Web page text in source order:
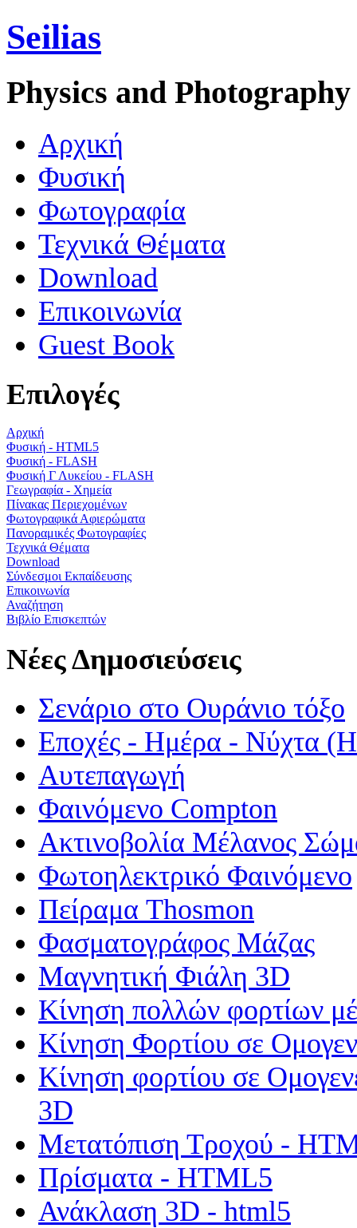
Seilias
Physics and Photography
Aρχική
Φυσική
Φωτογραφία
Τεχνικά Θέματα
Download
Επικοινωνία
Guest Book
Επιλογές
Αρχική
Φυσική - HTML5
Φυσική - FLASH
Φυσική Γ Λυκείου - FLASH
Γεωγραφία - Χημεία
Πίνακας Περιεχομένων
Φωτογραφικά Αφιερώματα
Πανοραμικές Φωτογραφίες
Τεχνικά Θέματα
Download
Σύνδεσμοι Εκπαίδευσης
Επικοινωνία
Αναζήτηση
Βιβλίο Επισκεπτών
Νέες Δημοσιεύσεις
Σενάριο στο Ουράνιο τόξο
Εποχές - Ημέρα - Νύχτα
Αυτεπαγωγή
Φαινόμενο Compton
Ακτινοβολία Μέλανος
Φωτοηλεκτρικό Φαινόμενο
Πείραμα Thosmon
Φασματογράφος Μάζας
Μαγνητική Φιάλη 3D
Κίνηση πολλών φορτίων
Κίνηση Φορτίου σε
Κίνηση φορτίου σε
3D
Μετατόπιση Τροχού -
Πρίσματα - HTML5
Ανάκλαση 3D - html5